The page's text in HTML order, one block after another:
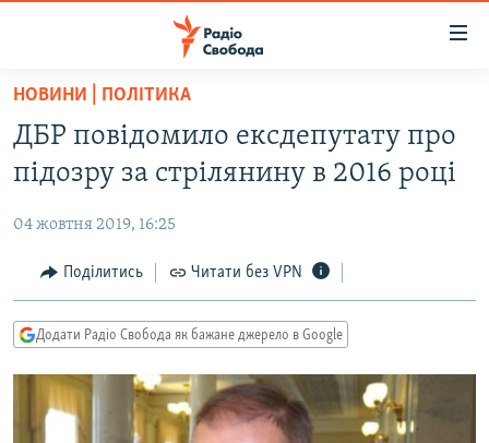
Перейти
основного
матеріалу
до
навігації
Перейти
до
ВСЕ ЗА ДОБУ
ПОЛІТИКА
ЕКОНОМІКА
КУЛЬТУРА
СПОРТ
УКРАЇНА
ВІЙНА
РОСІЙСЬКА «ФІЛЬТРАЦІЯ»
КРИМ.РЕАЛІЇ
ТИ ЯК?
СХЕМИ
НОВИНИ | ПОЛІТИКА
ДБР повідомило ексдепутату про
підозру за стрілянину в 2016 році
04 жовтня 2019, 16:25
Поділитись Читати без VPN
Додати Радіо Свобода як бажане джерело в Google